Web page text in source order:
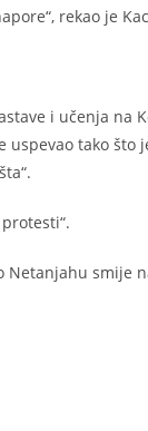
rekao je
i učenja na
tako što
Netanjahu smije